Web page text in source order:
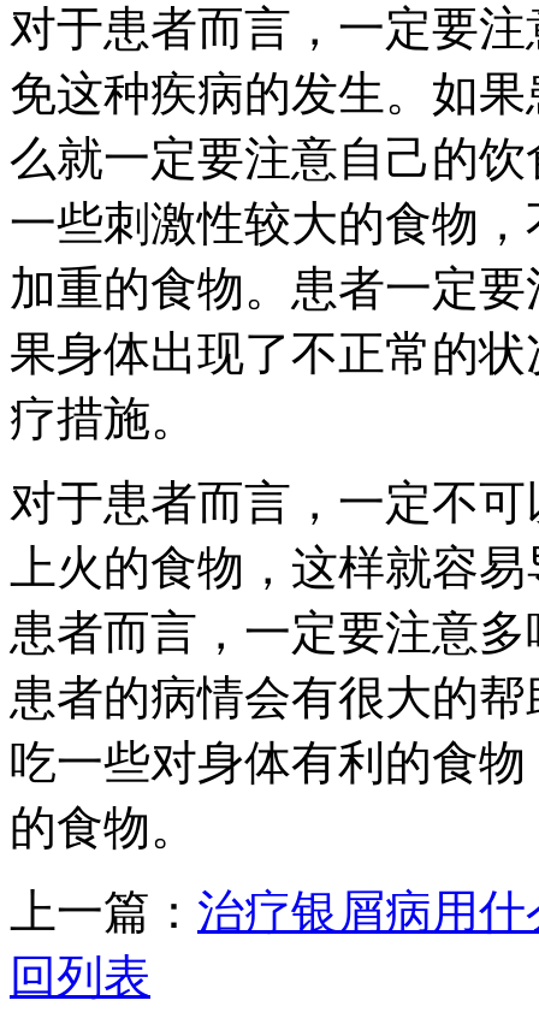
对于患者而言，一定要
免这种疾病的发生。如
么就一定要注意自己的
一些刺激性较大的食物
加重的食物。患者一定
果身体出现了不正常的
疗措施。
对于患者而言，一定不
上火的食物，这样就容
患者而言，一定要注意
患者的病情会有很大的
吃一些对身体有利的食
的食物。
上一篇： 治疗银屑病用
回列表